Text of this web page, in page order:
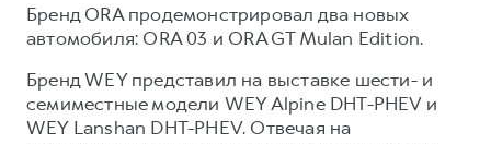
Бренд ORA продемонстрировал два новых
автомобиля: ORA 03 и ORA GT Mulan Edition.
Бренд WEY представил на выставке шести- и
семиместные модели WEY Alpine DHT-PHEV и
WEY Lanshan DHT-PHEV. Отвечая на